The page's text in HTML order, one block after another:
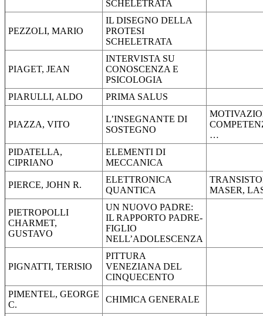
SCHELETRATA
PEZZOLI, MARIO
IL DISEGNO DELLA
PROTESI
SCHELETRATA
PIAGET, JEAN
INTERVISTA SU
CONOSCENZA E
PSICOLOGIA
PIARULLI, ALDO
PRIMA SALUS
PIAZZA, VITO
L’INSEGNANTE DI
SOSTEGNO
…
PIDATELLA,
CIPRIANO
ELEMENTI DI
MECCANICA
PIERCE, JOHN R.
ELETTRONICA
QUANTICA
MASER,
PIETROPOLLI
CHARMET,
GUSTAVO
UN NUOVO PADRE:
IL RAPPORTO PADRE-
FIGLIO
NELL’ADOLESCENZA
PIGNATTI, TERISIO
PITTURA
VENEZIANA DEL
CINQUECENTO
PIMENTEL, GEORGE
C.
CHIMICA GENERALE